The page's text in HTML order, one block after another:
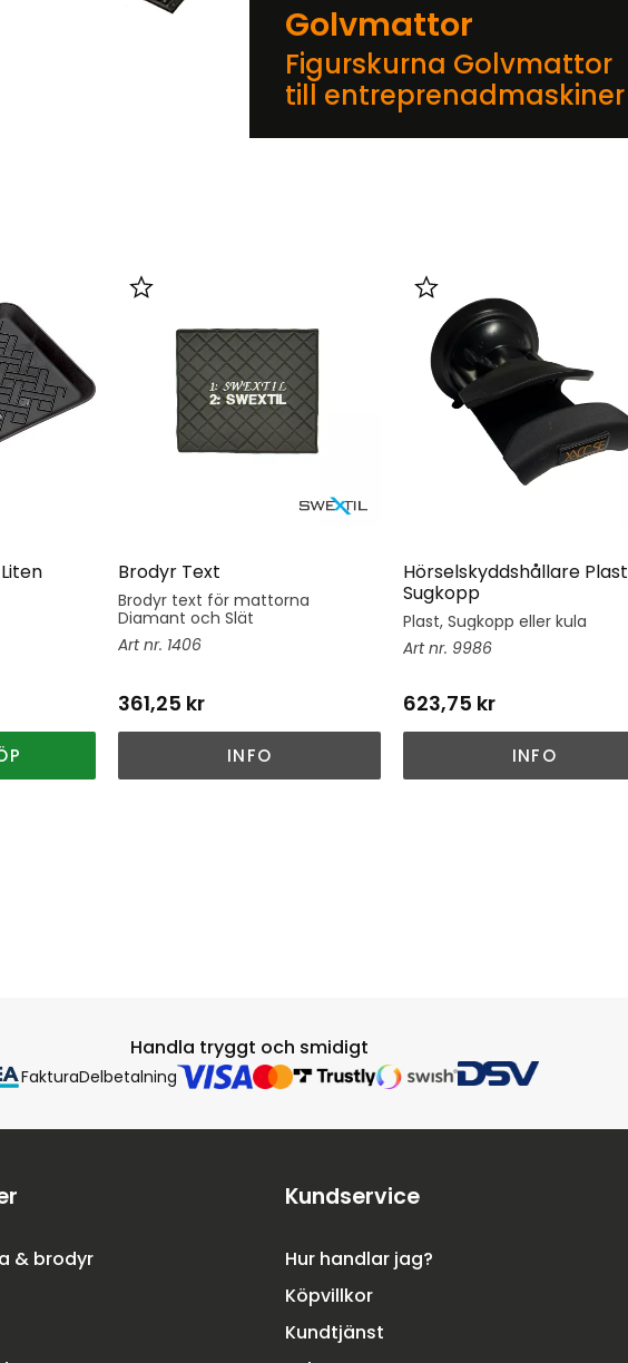
Golvmattor
Figurskurna Golvmattor
till entreprenadmaskiner
Brodyr Text
Brodyr text för mattorna
Diamant och Slät
1406
361,25 kr
Lägg till i favoriter
INFO
Hörselskyddshållare Plast
Sugkopp
Plast, Sugkopp eller kula
9986
623,75 kr
Lägg till i favoriter
INFO
Handla tryggt och smidigt
FakturaDelbetalning
& brodyr
Kundservice
Hur handlar jag?
Köpvillkor
Kundtjänst